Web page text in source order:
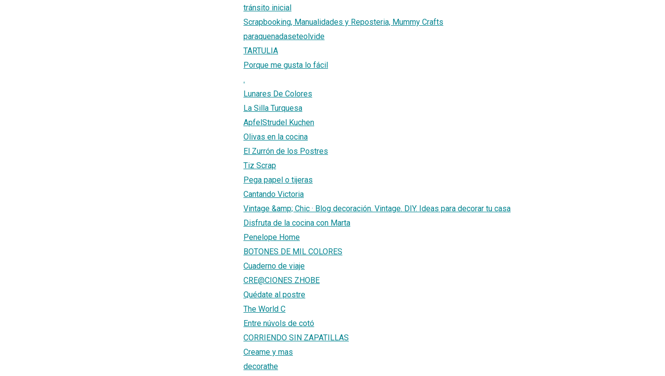
tránsito inicial
Scrapbooking, Manualidades y Reposteria, Mummy Crafts
paraquenadaseteolvide
TARTULIA
Porque me gusta lo fácil
.
Lunares De Colores
La Silla Turquesa
ApfelStrudel Kuchen
Olivas en la cocina
El Zurrón de los Postres
Tiz Scrap
Pega papel o tijeras
Cantando Victoria
Vintage &amp; Chic · Blog decoración. Vintage. DIY. Ideas para decorar tu casa
Disfruta de la cocina con Marta
Penelope Home
BOTONES DE MIL COLORES
Cuaderno de viaje
CRE@CIONES ZHOBE
Quédate al postre
The World C
Entre núvols de cotó
CORRIENDO SIN ZAPATILLAS
Creame y mas
decorathe